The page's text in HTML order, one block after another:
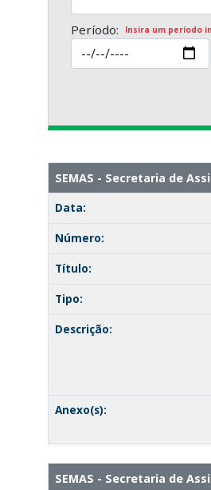
Período: Insira um período
SEMAS - Secretaria de
Data:
Número:
Título:
Tipo:
Descrição:
Anexo(s):
SEMAS - Secretaria de